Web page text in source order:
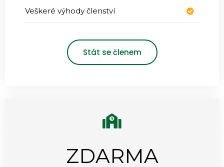
Veškeré výhody členství
Stát se členem
ZDARMA